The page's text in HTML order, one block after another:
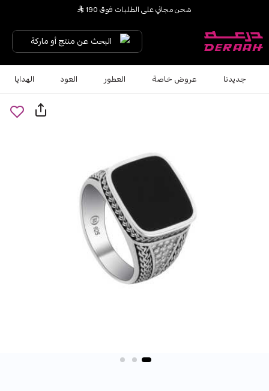
شحن مجاني على الطلبات فوق 190 
البحث عن منتج أو ماركة
جديدنا عروض خاصة العطور العود الهدايا